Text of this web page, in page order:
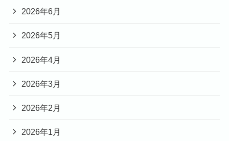
2026年6月
2026年5月
2026年4月
2026年3月
2026年2月
2026年1月